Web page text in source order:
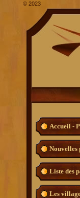
Accueil -
Nouvelles
Liste des
Les
© 2023